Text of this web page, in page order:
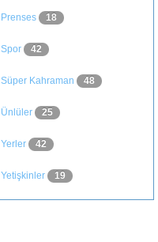
Prenses 18
Spor 42
Süper Kahraman 48
Ünlüler 25
Yerler 42
Yetişkinler 19